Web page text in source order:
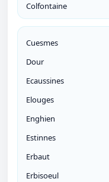
Colfontaine
Cuesmes
Dour
Ecaussines
Elouges
Enghien
Estinnes
Erbaut
Erbisoeul